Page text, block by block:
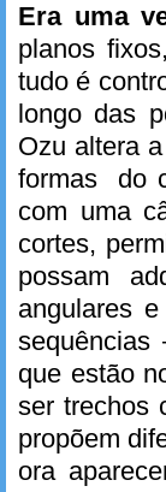
Era uma
planos
tudo é
longo das
Ozu altera
formas do
com uma
cortes,
possam
angulares
sequências
que estão
ser trechos
propõem
ora